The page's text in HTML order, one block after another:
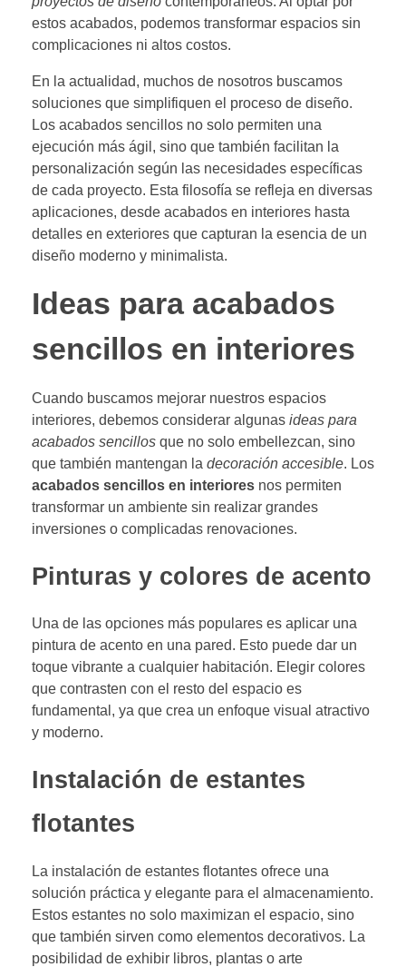
estos acabados, podemos transformar espacios sin
complicaciones ni altos costos.
En la actualidad, muchos de nosotros buscamos
soluciones que simplifiquen el proceso de diseño.
Los acabados sencillos no solo permiten una
ejecución más ágil, sino que también facilitan la
personalización según las necesidades específicas
de cada proyecto. Esta filosofía se refleja en diversas
aplicaciones, desde acabados en interiores hasta
detalles en exteriores que capturan la esencia de un
diseño moderno y minimalista.
Ideas para acabados
sencillos en interiores
Cuando buscamos mejorar nuestros espacios
interiores, debemos considerar algunas ideas para
acabados sencillos que no solo embellezcan, sino
que también mantengan la decoración accesible. Los
acabados sencillos en interiores nos permiten
transformar un ambiente sin realizar grandes
inversiones o complicadas renovaciones.
Pinturas y colores de acento
Una de las opciones más populares es aplicar una
pintura de acento en una pared. Esto puede dar un
toque vibrante a cualquier habitación. Elegir colores
que contrasten con el resto del espacio es
fundamental, ya que crea un enfoque visual atractivo
y moderno.
Instalación de estantes
flotantes
La instalación de estantes flotantes ofrece una
solución práctica y elegante para el almacenamiento.
Estos estantes no solo maximizan el espacio, sino
que también sirven como elementos decorativos. La
posibilidad de exhibir libros, plantas o arte